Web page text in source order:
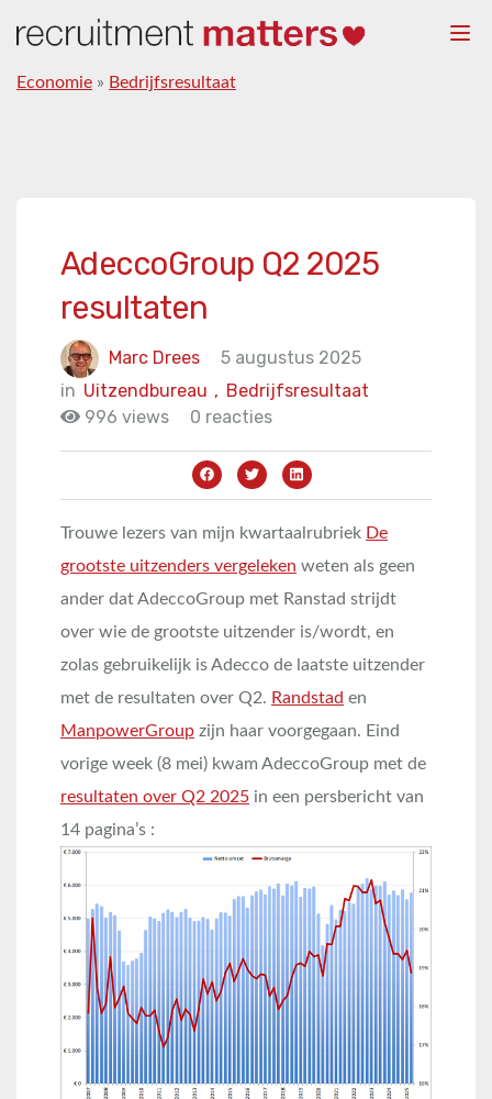
Economie » Bedrijfsresultaat
AdeccoGroup Q2 2025
resultaten
Marc Drees
5 augustus 2025
in
Bedrijfsresultaat
Uitzendbureau ,
996 views
0 reacties
Trouwe lezers van mijn kwartaalrubriek De
grootste uitzenders vergeleken weten als geen
ander dat AdeccoGroup met Ranstad strijdt
over wie de grootste uitzender is/wordt, en
zolas gebruikelijk is Adecco de laatste uitzender
met de resultaten over Q2. Randstad en
ManpowerGroup zijn haar voorgegaan. Eind
vorige week (8 mei) kwam AdeccoGroup met de
resultaten over Q2 2025 in een persbericht van
14 pagina’s :